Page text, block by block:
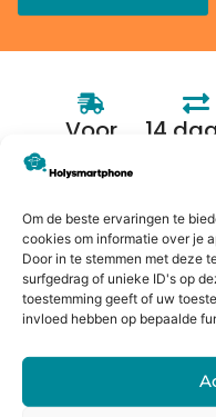
Om de beste ervaringen te
cookies om informatie over je
Door in te stemmen met deze
surfgedrag of unieke ID's op
toestemming geeft of uw
invloed hebben op bepaalde
Voor
besteld,
morgen
in huis*
14